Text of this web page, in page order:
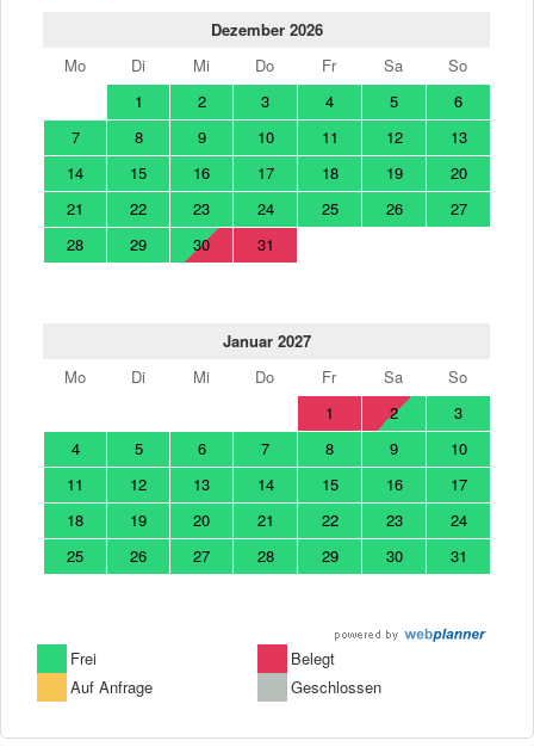
Dezember 2026
Mo
Di Mi Do Fr Sa
So
1
2 3 4 5
6
7
8 9 10 11 12
13
14
15 16 17 18 19
20
21
22 23 24 25 26
27
28
29 30 31
Januar 2027
Mo
Di Mi Do Fr Sa
So
1
2
3
4
5 6 7 8 9
10
11
12 13 14 15 16
17
18
19 20 21 22 23
24
25
26 27 28 29 30 31
Frei
Belegt
Auf Anfrage
Geschlossen